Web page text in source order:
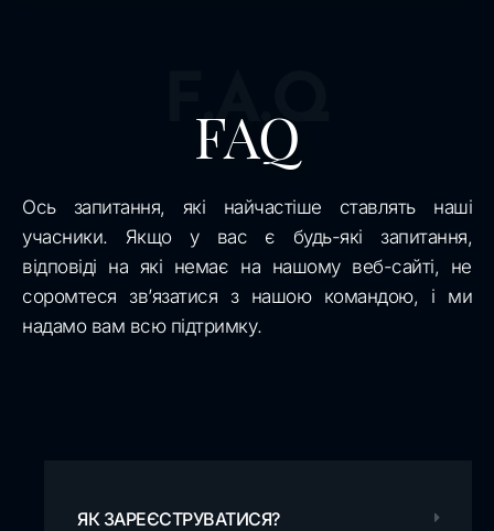
F.A.Q
FAQ
Ось запитання, які найчастіше ставлять наші
учасники. Якщо у вас є будь-які запитання,
відповіді на які немає на нашому веб-сайті, не
соромтеся зв’язатися з нашою командою, і ми
надамо вам всю підтримку.
ЯК ЗАРЕЄСТРУВАТИСЯ?